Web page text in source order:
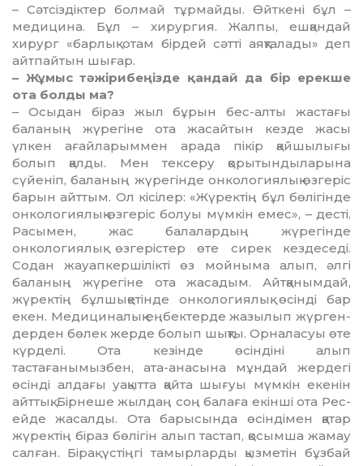
– Сәтсіздіктер болмай тұрмайды. Өйт­кені бұл –
медицина. Бұл – хирургия. Жал­пы, ешқандай
хирург «барлық отам бір­дей сәтті аяқталады» деп
айтпайтын шығар.
– Жұмыс тәжіри­беңізде қандай да бір ерекше
ота болды ма?
– Осыдан біраз жыл бұрын бес-алты жастағы
баланың жүрегіне ота жасайтын кезде жасы
үлкен ағайларыммен арада пікір қайшылығы
болып қалды. Мен тек­серу қорытындыларына
сүйеніп, баланың жүрегінде онкологиялық өзгеріс
барын айттым. Ол кісілер: «Жүректің бұл бөлі­гінде
онкологиялық өзгеріс болуы мүмкін ем­ес», – десті.
Расымен, жас балалардың жү­регінде
онкологиялық өзгерістер өте сирек кездеседі.
Содан жауапкершілікті өз мойныма алып, әлгі
баланың жүрегіне ота жасадым. Айтқанымдай,
жүректің бұл­шы­қ­етінде онкологиялық өсінді бар
екен. Ме­дициналық еңбектерде жазылып жүр­ген­
дерден бөлек жерде болып шықты. Орналасуы өте
күрделі. Ота кезінде өсін­діні алып
тастағанымызбен, ата-анасына мұн­дай жердегі
өсінді алдағы уақытта қай­та шығуы мүмкін екенін
айттық. Бір­неше жылдаң соң балаға екінші ота Ре­с­
ей­де жасалды. Ота барысында өсін­дімен қатар
жүректің біраз бөлігін алып тастап, қосымша жамау
салған. Бірақ үстіңгі та­мыр­ларды қызметін бұзбай